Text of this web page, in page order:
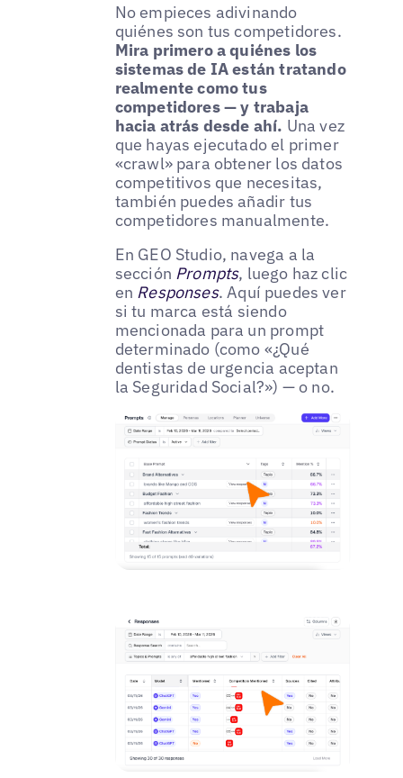
No empieces adivinando
quiénes son tus competidores.
Mira primero a quiénes los
sistemas de IA están tratando
realmente como tus
competidores — y trabaja
hacia atrás desde ahí. Una vez
que hayas ejecutado el primer
«crawl» para obtener los datos
competitivos que necesitas,
también puedes añadir tus
competidores manualmente.
En GEO Studio, navega a la
sección Prompts, luego haz clic
en Responses. Aquí puedes ver
si tu marca está siendo
mencionada para un prompt
determinado (como «¿Qué
dentistas de urgencia aceptan
la Seguridad Social?») — o no.